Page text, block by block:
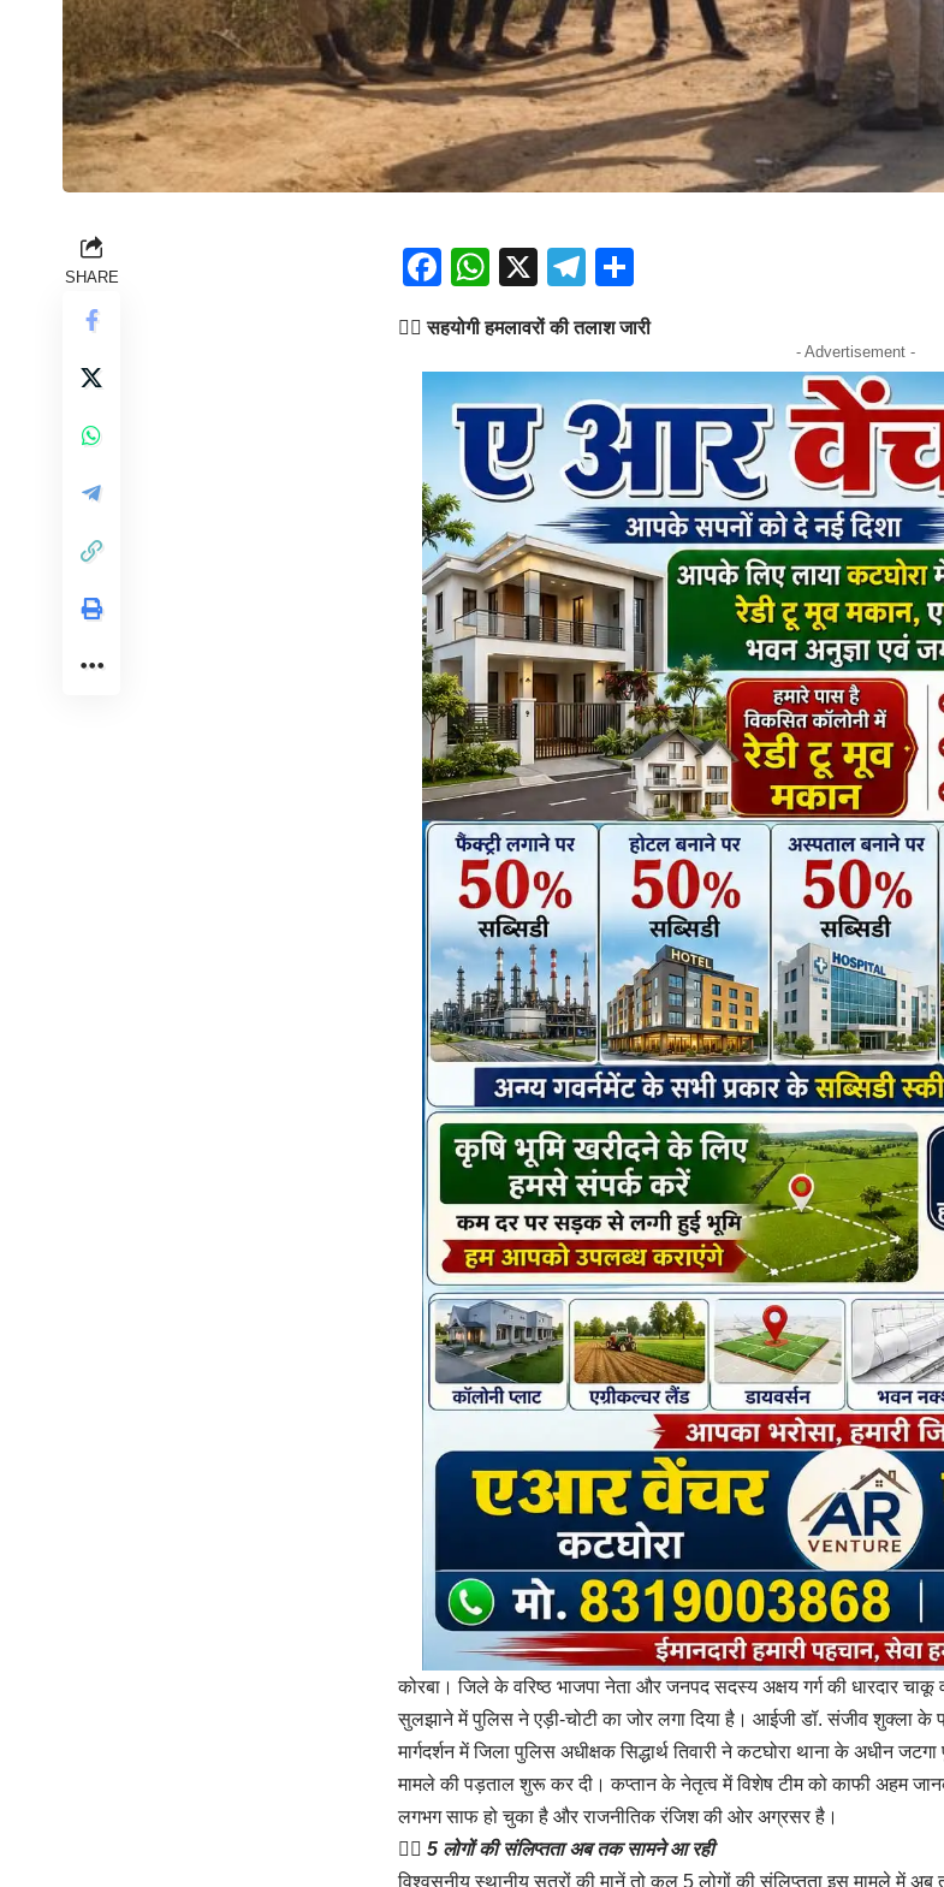
SHARE Facebook
WhatsApp
X Telegram
👉🏻सहयोगी हमलावरों की तलाश जारी
- Advertisement -
कोरबा। जिले के वरिष्ठ भाजपा नेता और जनपद सदस्य अक्षय गर्ग की धारदार
सुलझाने में पुलिस ने एड़ी-चोटी का जोर लगा दिया है। आईजी डॉ. संजीव शुक्ला
मार्गदर्शन में जिला पुलिस अधीक्षक सिद्धार्थ तिवारी ने कटघोरा थाना के अधीन
मामले की पड़ताल शुरू कर दी। कप्तान के नेतृत्व में विशेष टीम को काफी अहम
लगभग साफ हो चुका है और राजनीतिक रंजिश की ओर अग्रसर है।
👉🏻 5 लोगों की संलिप्तता अब तक सामने आ रही
विश्वसनीय स्थानीय सूत्रों की मानें तो कुल 5 लोगों की संलिप्तता इस मामले में